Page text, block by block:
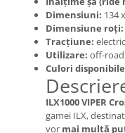
Discuri de frana
Plăcuțe de frână
Etrieri
Cabluri de frână
Manete de frână
Consumabile & Unelte
Conectori
Dimensiuni: 134
Dimensiune roți:
Tracțiune:
Utilizare: off-
Culori
ILX1000 VIPER
gamei ILX,
vor mai multă